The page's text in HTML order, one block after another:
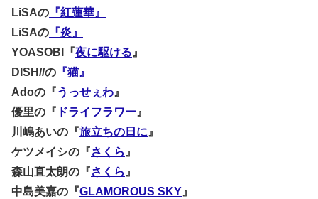
LiSAの 『紅蓮華』
LiSAの 『炎』
YOASOBI『夜に駆ける 』
DISH//の 『猫』
Adoの『うっせぇわ 』
優里の『 ドライフラワー 』
川嶋あいの『旅立ちの日に 』
ケツメイシの『さくら 』
森山直太朗の『さくら 』
中島美嘉の『GLAMOROUS SKY 』